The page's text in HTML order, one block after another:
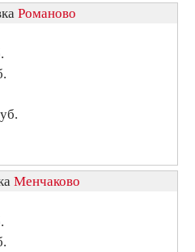
Романово
Менчаково